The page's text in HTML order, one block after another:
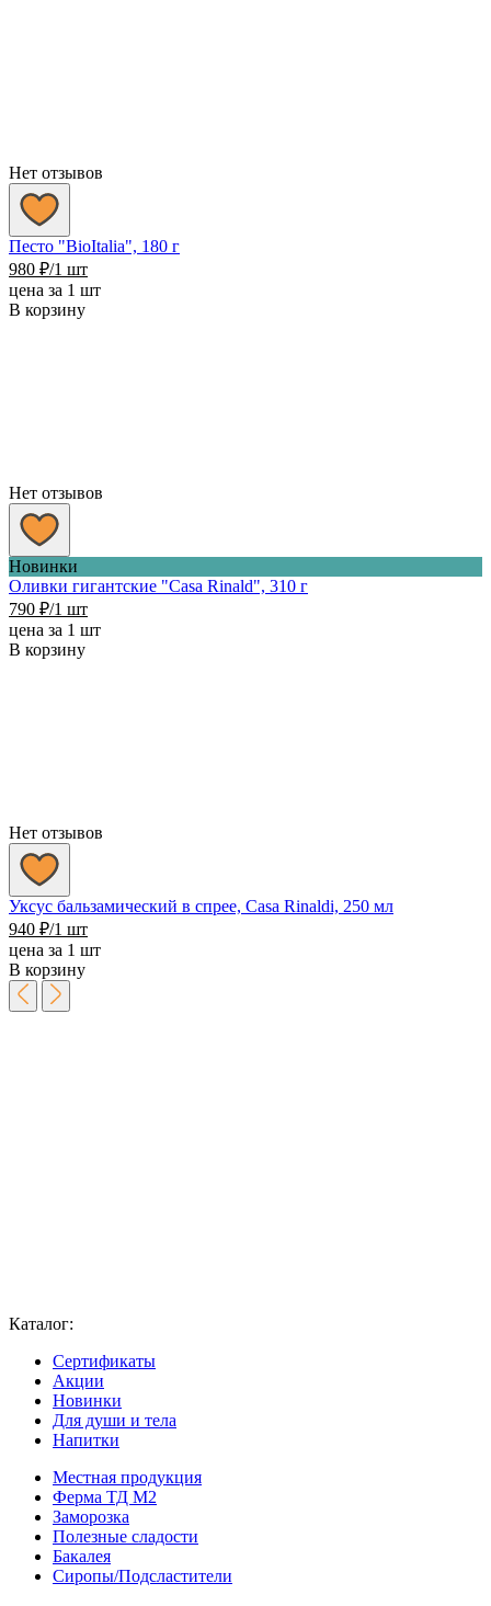
Нет отзывов
Песто "BioItalia", 180 г
980 ₽/1 шт
цена за 1 шт
В корзину
Нет отзывов
Новинки
Оливки гигантские "Casa Rinald", 310 г
790 ₽/1 шт
цена за 1 шт
В корзину
Нет отзывов
Уксус бальзамический в спрее, Casa Rinaldi, 250 мл
940 ₽/1 шт
цена за 1 шт
В корзину
Каталог:
Сертификаты
Акции
Новинки
Для души и тела
Напитки
Местная продукция
Ферма ТД М2
Заморозка
Полезные сладости
Бакалея
Сиропы/Подсластители